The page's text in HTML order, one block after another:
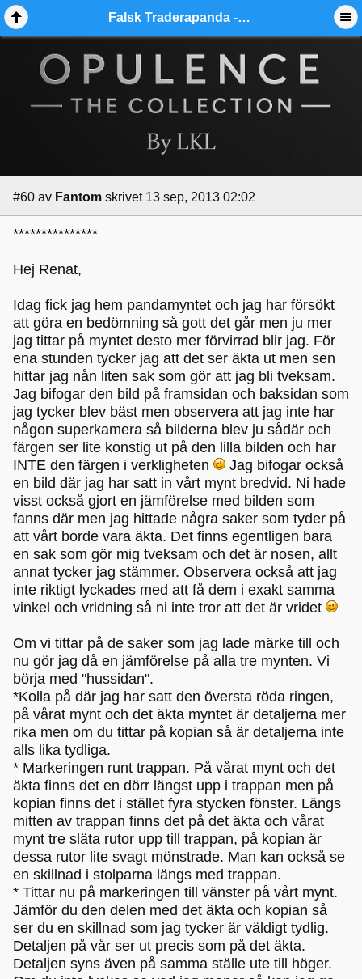
Falsk Traderapanda - Ädelmetallforum
#60 av Fantom skrivet 13 sep, 2013 02:02
***************
Hej Renat,
Idag fick jag hem pandamyntet och jag har försökt
att göra en bedömning så gott det går men ju mer
jag tittar på myntet desto mer förvirrad blir jag. För
ena stunden tycker jag att det ser äkta ut men sen
hittar jag nån liten sak som gör att jag bli tveksam.
Jag bifogar den bild på framsidan och baksidan som
jag tycker blev bäst men observera att jag inte har
någon superkamera så bilderna blev ju sådär och
färgen ser lite konstig ut på den lilla bilden och har
INTE den färgen i verkligheten
Jag bifogar också
en bild där jag har satt in vårt mynt bredvid. Ni hade
visst också gjort en jämförelse med bilden som
fanns där men jag hittade några saker som tyder på
att vårt borde vara äkta. Det finns egentligen bara
en sak som gör mig tveksam och det är nosen, allt
annat tycker jag stämmer. Observera också att jag
inte riktigt lyckades med att få dem i exakt samma
vinkel och vridning så ni inte tror att det är vridet
Om vi tittar på de saker som jag lade märke till och
nu gör jag då en jämförelse på alla tre mynten. Vi
börja med "hussidan".
*Kolla på där jag har satt den översta röda ringen,
på vårat mynt och det äkta myntet är detaljerna mer
rika men om du tittar på kopian så är detaljerna inte
alls lika tydliga.
* Markeringen runt trappan. På vårat mynt och det
äkta finns det en dörr längst upp i trappan men på
kopian finns det i stället fyra stycken fönster. Längs
mitten av trappan finns det på det äkta och vårat
mynt tre släta rutor upp till trappan, på kopian är
dessa rutor lite svagt mönstrade. Man kan också se
en skillnad i stolparna längs med trappan.
* Tittar nu på markeringen till vänster på vårt mynt.
Jämför du den delen med det äkta och kopian så
ser du en skillnad som jag tycker är väldigt tydlig.
Detaljen på vår ser ut precis som på det äkta.
Detaljen syns även på samma ställe ute till höger.